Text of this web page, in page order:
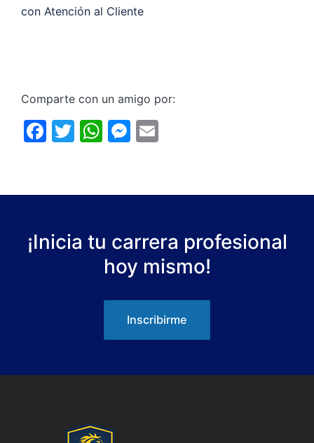
con Atención al Cliente
Comparte con un amigo por:
F
e
o
T
er
W
s
p
p
M
s
n
g
l
¡Inicia tu carrera profesional
hoy mismo!
Inscribirme